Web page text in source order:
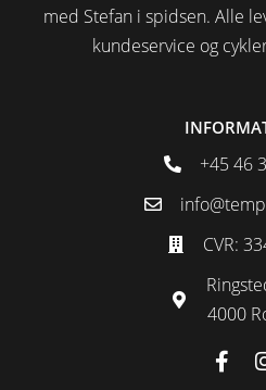
med Stefan i spidsen. Alle
kundeservice og
+45 46
CVR:
4000